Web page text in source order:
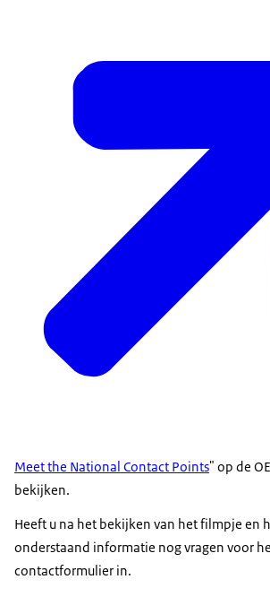
Meet the National Contact Points" op de
bekijken.
Heeft u na het bekijken van het filmpje en
onderstaand informatie nog vragen voor
contactformulier in.